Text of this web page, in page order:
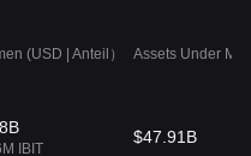
(USD | Anteil） Assets Under
IBIT
$47.91B